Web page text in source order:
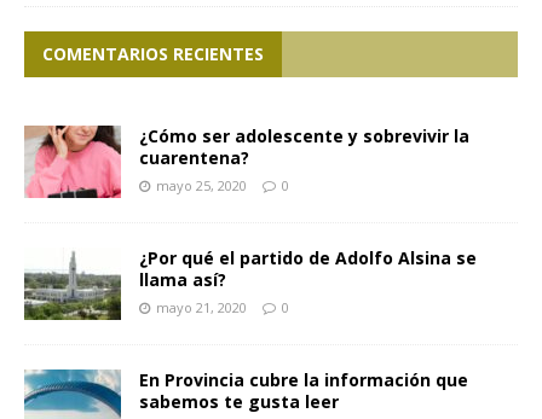
COMENTARIOS RECIENTES
¿Cómo ser adolescente y sobrevivir la
cuarentena?
mayo 25, 2020 0
¿Por qué el partido de Adolfo Alsina se
llama así?
mayo 21, 2020 0
En Provincia cubre la información que
sabemos te gusta leer